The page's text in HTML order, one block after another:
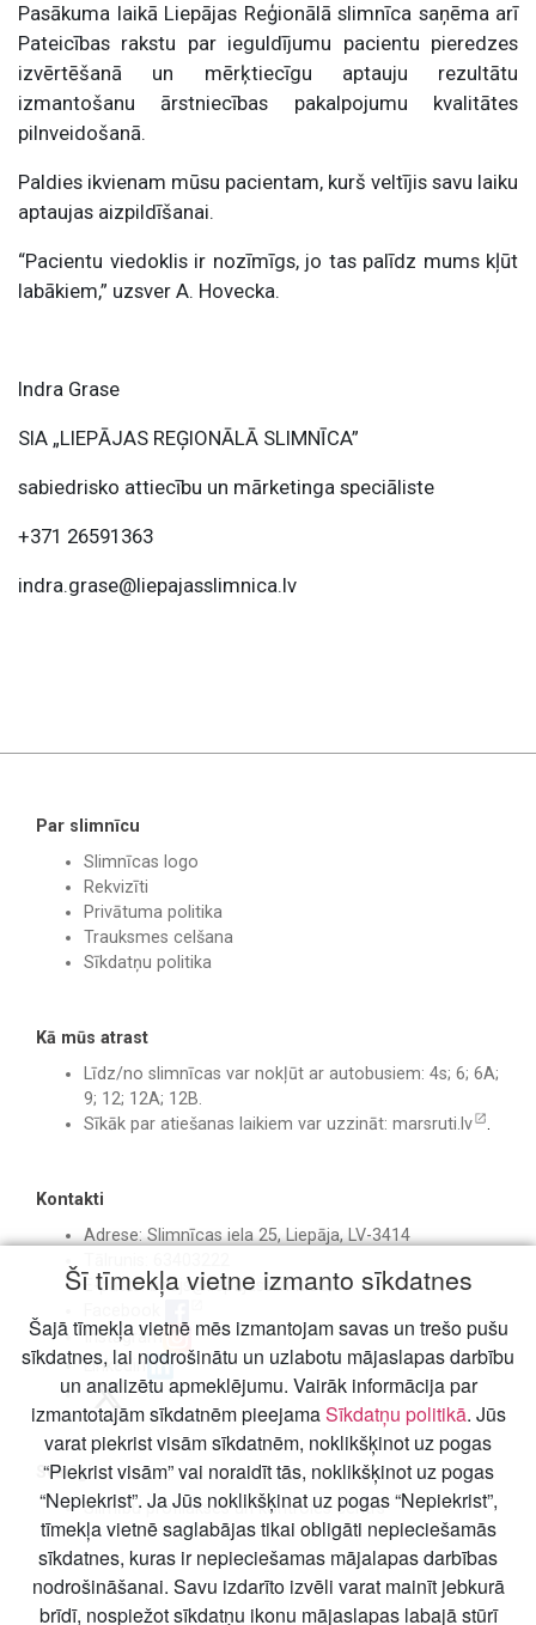
Pasākuma laikā Liepājas Reģionālā slimnīca saņēma arī
Pateicības rakstu par ieguldījumu pacientu pieredzes
izvērtēšanā un mērķtiecīgu aptauju rezultātu
izmantošanu ārstniecības pakalpojumu kvalitātes
pilnveidošanā.
Paldies ikvienam mūsu pacientam, kurš veltījis savu laiku
aptaujas aizpildīšanai.
“Pacientu viedoklis ir nozīmīgs, jo tas palīdz mums kļūt
labākiem,” uzsver A. Hovecka.
Indra Grase
SIA „LIEPĀJAS REĢIONĀLĀ SLIMNĪCA”
sabiedrisko attiecību un mārketinga speciāliste
+371 26591363
indra.grase@liepajasslimnica.lv
Par slimnīcu
Slimnīcas logo
Rekvizīti
Privātuma politika
Trauksmes celšana
Sīkdatņu politika
Kā mūs atrast
Līdz/no slimnīcas var nokļūt ar autobusiem: 4s; 6; 6A;
9; 12; 12A; 12B.
Sīkāk par atiešanas laikiem var uzzināt: marsruti.lv .
Kontakti
Adrese: Slimnīcas iela 25, Liepāja, LV-3414
E-pasts:birojs@liepajasslimnica.lv
Instagram
Linkedin
Svarīgi
Slimību profilakses un kontroles centrs
Šī tīmekļa vietne izmanto sīkdatnes
Šajā tīmekļa vietnē mēs izmantojam savas un trešo pušu
sīkdatnes, lai nodrošinātu un uzlabotu mājaslapas darbību
un analizētu apmeklējumu. Vairāk informācija par
izmantotajām sīkdatnēm pieejamaSīkdatņu politikā. Jūs
varat piekrist visām sīkdatnēm, noklikšķinot uz pogas
“Piekrist visām” vai noraidīt tās, noklikšķinot uz pogas
“Nepiekrist”. Ja Jūs noklikšķinat uz pogas “Nepiekrist”,
tīmekļa vietnē saglabājas tikai obligāti nepieciešamās
sīkdatnes, kuras ir nepieciešamas mājalapas darbības
nodrošināšanai. Savu izdarīto izvēli varat mainīt jebkurā
brīdī, nospiežot sīkdatņu ikonu mājaslapas labajā stūrī